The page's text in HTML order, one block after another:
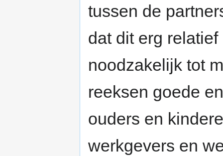
tussen de
dat dit erg
noodzakelijk tot
reeksen goede
ouders en
werkgevers en